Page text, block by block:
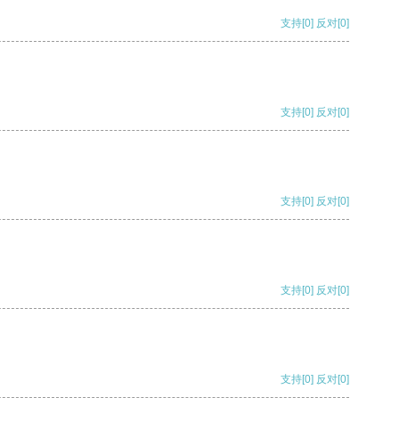
支持[0] 反对[0]
支持[0] 反对[0]
支持[0] 反对[0]
支持[0] 反对[0]
支持[0] 反对[0]